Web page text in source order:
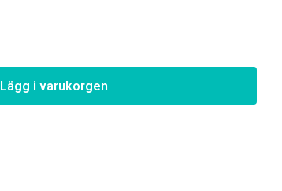
Lägg i varukorgen